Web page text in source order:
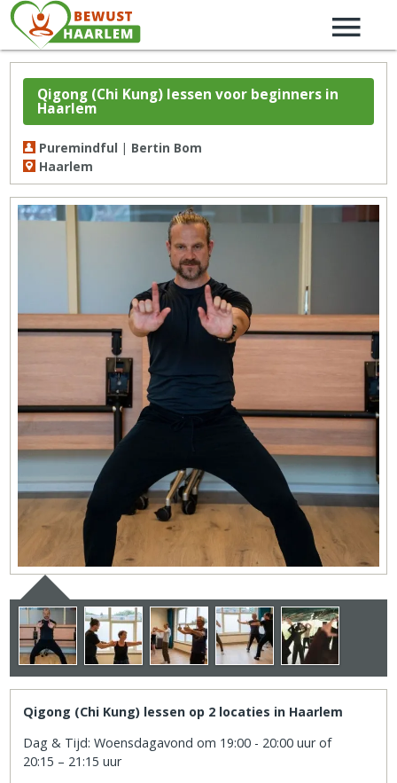
Qigong (Chi Kung) lessen voor beginners in
Haarlem
Puremindful | Bertin Bom
Haarlem
Qigong (Chi Kung) lessen op 2 locaties in Haarlem
Dag & Tijd: Woensdagavond om 19:00 - 20:00 uur of
20:15 – 21:15 uur